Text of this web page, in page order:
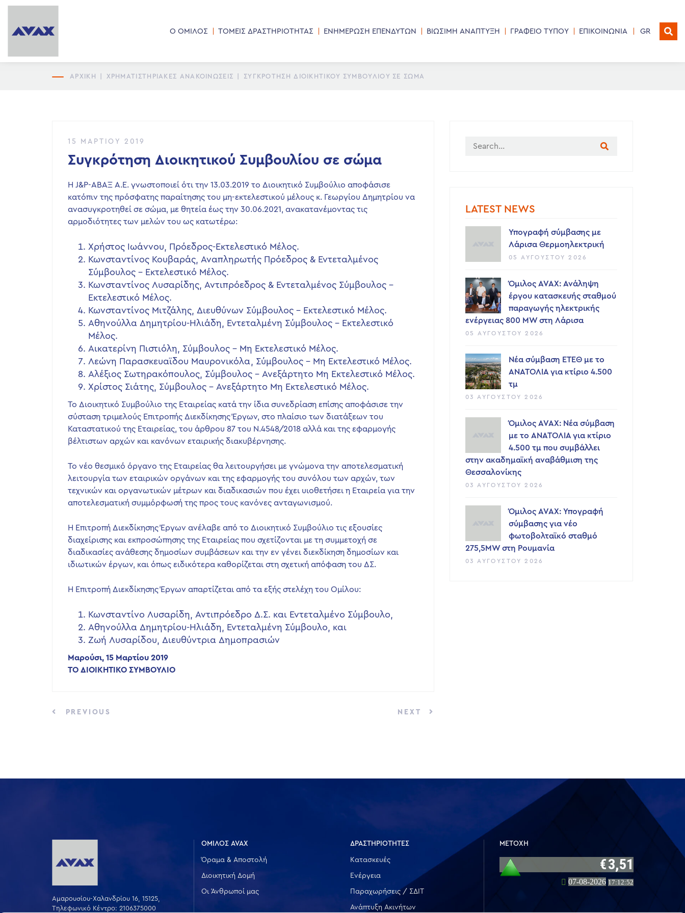
Ο ΟΜΙΛΟΣ ΤΟΜΕΙΣ ΔΡΑΣΤΗΡΙΟΤΗΤΑΣ ΕΝΗΜΕΡΩΣΗ ΕΠΕΝΔΥΤΩΝ ΒΙΩΣΙΜΗ ΑΝΑΠΤΥΞΗ ΓΡΑΦΕΙΟ ΤΥΠΟΥ ΕΠΙΚΟΙΝΩΝΙΑ GR
ΑΡΧΙΚΗ ΧΡΗΜΑΤΙΣΤΗΡΙΑΚΕΣ ΑΝΑΚΟΙΝΩΣΕΙΣ ΣΥΓΚΡΌΤΗΣΗ ΔΙΟΙΚΗΤΙΚΟΎ ΣΥΜΒΟΥΛΊΟΥ ΣΕ ΣΏΜΑ
15 ΜΑΡΤΊΟΥ 2019
Συγκρότηση Διοικητικού Συμβουλίου σε σώμα
Η J&P-ΑΒΑΞ Α.Ε. γνωστοποιεί ότι την 13.03.2019 το Διοικητικό Συμβούλιο αποφάσισε
κατόπιν της πρόσφατης παραίτησης του μη-εκτελεστικού μέλους κ. Γεωργίου Δημητρίου να
ανασυγκροτηθεί σε σώμα, με θητεία έως την 30.06.2021, ανακατανέμοντας τις
αρμοδιότητες των μελών του ως κατωτέρω:
Χρήστος Ιωάννου, Πρόεδρος-Εκτελεστικό Μέλος.
Κωνσταντίνος Κουβαράς, Αναπληρωτής Πρόεδρος & Εντεταλμένος
Σύμβουλος – Εκτελεστικό Μέλος.
Κωνσταντίνος Λυσαρίδης, Αντιπρόεδρος & Εντεταλμένος Σύμβουλος –
Εκτελεστικό Μέλος.
Κωνσταντίνος Μιτζάλης, Διευθύνων Σύμβουλος – Εκτελεστικό Μέλος.
Αθηνούλλα Δημητρίου-Ηλιάδη, Εντεταλμένη Σύμβουλος – Εκτελεστικό
Μέλος.
Αικατερίνη Πιστιόλη, Σύμβουλος – Μη Εκτελεστικό Μέλος.
Λεώνη Παρασκευαϊδου Μαυρονικόλα, Σύμβουλος – Μη Εκτελεστικό Μέλος.
Αλέξιος Σωτηρακόπουλος, Σύμβουλος – Ανεξάρτητο Μη Εκτελεστικό Μέλος.
Χρίστος Σιάτης, Σύμβουλος – Ανεξάρτητο Μη Εκτελεστικό Μέλος.
Το Διοικητικό Συμβούλιο της Εταιρείας κατά την ίδια συνεδρίαση επίσης αποφάσισε την
σύσταση τριμελούς Επιτροπής Διεκδίκησης Έργων, στο πλαίσιο των διατάξεων του
Καταστατικού της Εταιρείας, του άρθρου 87 του Ν.4548/2018 αλλά και της εφαρμογής
βέλτιστων αρχών και κανόνων εταιρικής διακυβέρνησης.
Το νέο θεσμικό όργανο της Εταιρείας θα λειτουργήσει με γνώμονα την αποτελεσματική
λειτουργία των εταιρικών οργάνων και της εφαρμογής του συνόλου των αρχών, των
τεχνικών και οργανωτικών μέτρων και διαδικασιών που έχει υιοθετήσει η Εταιρεία για την
αποτελεσματική συμμόρφωσή της προς τους κανόνες ανταγωνισμού.
Η Επιτροπή Διεκδίκησης Έργων ανέλαβε από το Διοικητικό Συμβούλιο τις εξουσίες
διαχείρισης και εκπροσώπησης της Εταιρείας που σχετίζονται με τη συμμετοχή σε
διαδικασίες ανάθεσης δημοσίων συμβάσεων και την εν γένει διεκδίκηση δημοσίων και
ιδιωτικών έργων, και όπως ειδικότερα καθορίζεται στη σχετική απόφαση του ΔΣ.
Η Επιτροπή Διεκδίκησης Έργων απαρτίζεται από τα εξής στελέχη του Ομίλου:
Κωνσταντίνο Λυσαρίδη, Αντιπρόεδρο Δ.Σ. και Εντεταλμένο Σύμβουλο,
Αθηνούλλα Δημητρίου-Ηλιάδη, Εντεταλμένη Σύμβουλο, και
Ζωή Λυσαρίδου, Διευθύντρια Δημοπρασιών
Μαρούσι, 15 Μαρτίου 2019
ΤΟ ΔΙΟΙΚΗΤΙΚΟ ΣΥΜΒΟΥΛΙΟ
PREVIOUS NEXT
LATEST NEWS
Υπογραφή σύμβασης με
Λάρισα Θερμοηλεκτρική
05 ΑΥΓΟΎΣΤΟΥ 2026
Όμιλος AVAX: Ανάληψη
έργου κατασκευής σταθμού
παραγωγής ηλεκτρικής
ενέργειας 800 ΜW στη Λάρισα
05 ΑΥΓΟΎΣΤΟΥ 2026
Νέα σύμβαση ΕΤΕΘ με το
ΑΝΑΤΟΛΙΑ για κτίριο 4.500
τμ
03 ΑΥΓΟΎΣΤΟΥ 2026
Όμιλος AVAX: Νέα σύμβαση
με το ΑΝΑΤΟΛΙΑ για κτίριο
4.500 τμ που συμβάλλει
στην ακαδημαϊκή αναβάθμιση της
Θεσσαλονίκης
03 ΑΥΓΟΎΣΤΟΥ 2026
Όμιλος AVAX: Υπογραφή
σύμβασης για νέο
φωτοβολταϊκό σταθμό
275,5MW στη Ρουμανία
03 ΑΥΓΟΎΣΤΟΥ 2026
Αμαρουσίου-Χαλανδρίου 16, 15125,
Τηλεφωνικό Κέντρο: 2106375000
ΟΜΙΛΟΣ AVAX
Όραμα & Αποστολή
Διοικητική Δομή
Οι Άνθρωποί μας
ΔΡΑΣΤΗΡΙΟΤΗΤΕΣ
Κατασκευές
Ενέργεια
Παραχωρήσεις / ΣΔΙΤ
Ανάπτυξη Ακινήτων
ΜΕΤΟΧΗ